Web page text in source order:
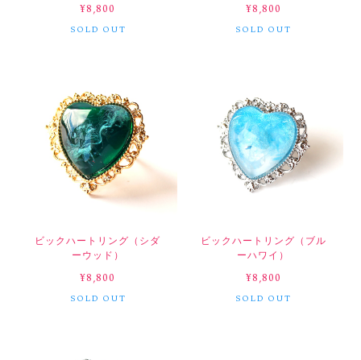
¥8,800
SOLD OUT
¥8,800
SOLD OUT
ビックハートリング（シダ
ーウッド）
¥8,800
SOLD OUT
ビックハートリング（ブル
ーハワイ）
¥8,800
SOLD OUT